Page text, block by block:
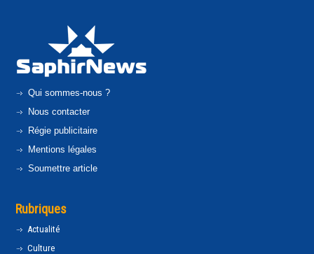
Qui sommes-nous ?
Nous contacter
Régie publicitaire
Mentions légales
Soumettre article
Rubriques
Actualité
Culture